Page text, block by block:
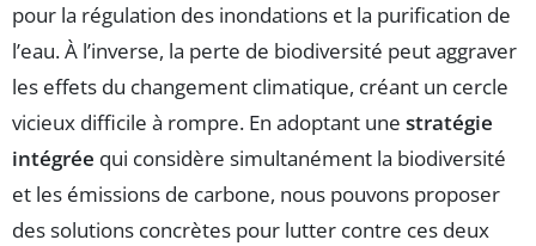
pour la régulation des inondations et la purification de
l’eau. À l’inverse, la perte de biodiversité peut aggraver
les effets du changement climatique, créant un cercle
vicieux difficile à rompre. En adoptant une stratégie
intégrée qui considère simultanément la biodiversité
et les émissions de carbone, nous pouvons proposer
des solutions concrètes pour lutter contre ces deux